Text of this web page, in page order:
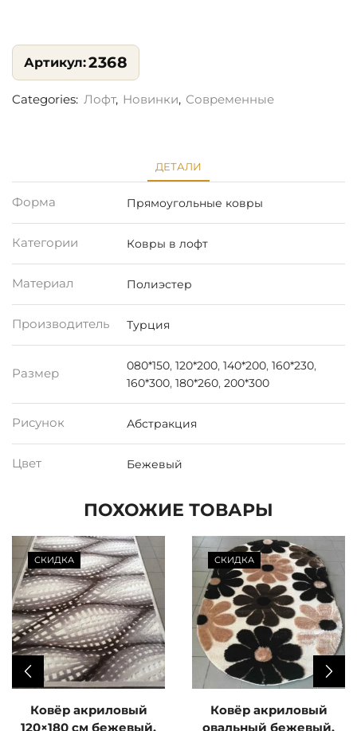
2368
Categories: Лофт, Новинки, Современные
ДЕТАЛИ
Форма Прямоугольные ковры
Категории Ковры в лофт
Материал Полиэстер
Производитель Турция
Размер
080*150, 120*200, 140*200, 160*230,
160*300, 180*260, 200*300
Рисунок Абстракция
Цвет Бежевый
ПОХОЖИЕ ТОВАРЫ
СКИДКА
Ковёр акриловый
120×180 см бежевый,
СКИДКА
Ковёр акриловый
овальный бежевый,